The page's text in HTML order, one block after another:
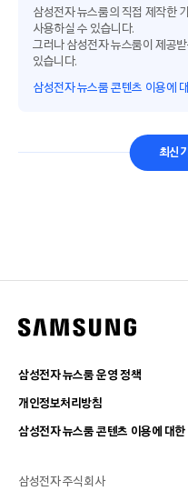
삼성전자 뉴스룸의 직접 제작한
사용하실 수 있습니다.
그러나 삼성전자 뉴스룸이 제공
있습니다.
삼성전자 뉴스룸 콘텐츠 이용에
최신
삼성전자 뉴스룸 운영 정책
개인정보처리방침
삼성전자 뉴스룸 콘텐츠 이용에 대한
삼성전자 주식회사